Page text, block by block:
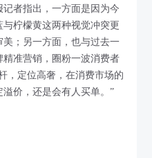
者指出，一方面是因为今
柠檬黄这两种视觉冲突更
；另一方面，也与过去一
准营销，圈粉一波消费者
，定位高奢，在消费市场的
价，还是会有人买单。”